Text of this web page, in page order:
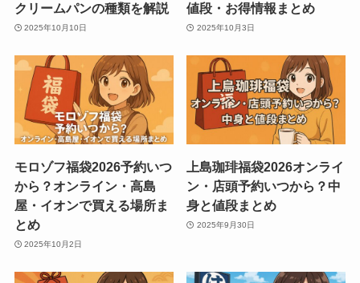
クリームパンの種類を解説
2025年10月10日
値段・お得情報まとめ
2025年10月3日
モロゾフ福袋2026予約いつ
から？オンライン・高島
屋・イオンで買える場所ま
とめ
2025年10月2日
上島珈琲福袋2026オンライ
ン・店頭予約いつから？中
身と値段まとめ
2025年9月30日